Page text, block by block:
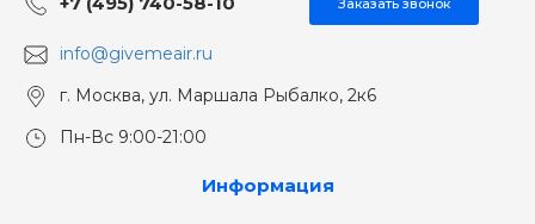
Заказать звонок
info@givemeair.ru
г. Москва, ул. Маршала Рыбалко, 2к6
Пн-Вс 9:00-21:00
Информация